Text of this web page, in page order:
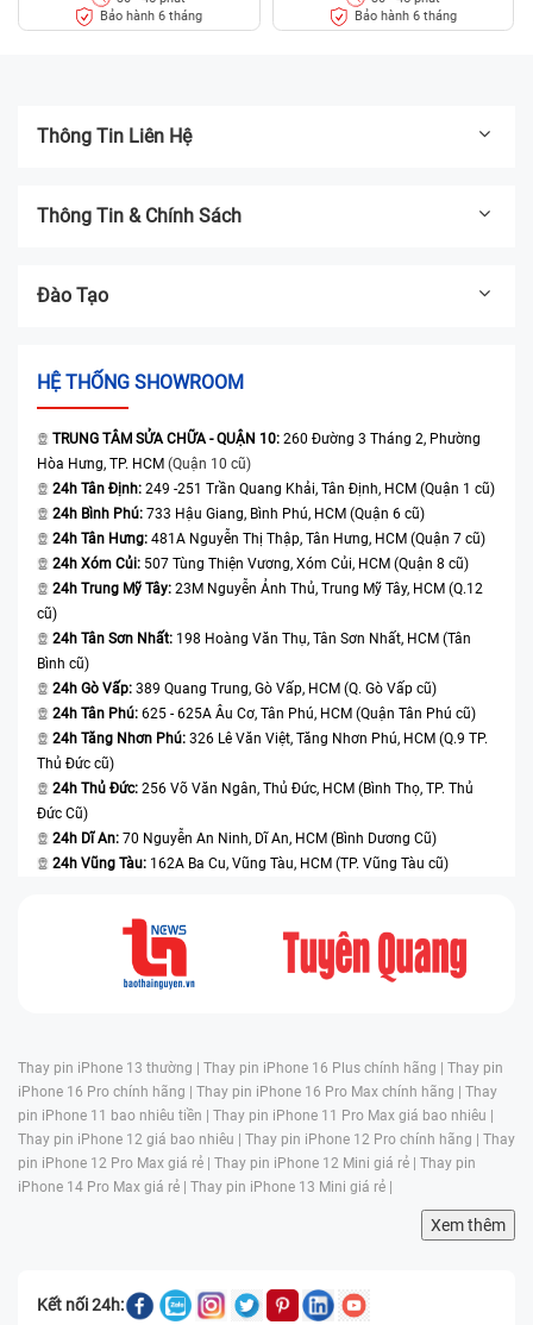
Bảo hành 6 tháng
Bảo hành 6 tháng
Thông Tin Liên Hệ
Thông Tin & Chính Sách
Đào Tạo
HỆ THỐNG SHOWROOM
TRUNG TÂM SỬA CHỮA - QUẬN 10: 260 Đường 3 Tháng 2, Phường
Hòa Hưng, TP. HCM (Quận 10 cũ)
24h Tân Định: 249 -251 Trần Quang Khải, Tân Định, HCM (Quận 1 cũ)
24h Bình Phú: 733 Hậu Giang, Bình Phú, HCM (Quận 6 cũ)
24h Tân Hưng: 481A Nguyễn Thị Thập, Tân Hưng, HCM (Quận 7 cũ)
24h Xóm Củi: 507 Tùng Thiện Vương, Xóm Củi, HCM (Quận 8 cũ)
24h Trung Mỹ Tây: 23M Nguyễn Ảnh Thủ, Trung Mỹ Tây, HCM (Q.12
cũ)
24h Tân Sơn Nhất: 198 Hoàng Văn Thụ, Tân Sơn Nhất, HCM (Tân
Bình cũ)
24h Gò Vấp: 389 Quang Trung, Gò Vấp, HCM (Q. Gò Vấp cũ)
24h Tân Phú: 625 - 625A Âu Cơ, Tân Phú, HCM (Quận Tân Phú cũ)
24h Tăng Nhơn Phú: 326 Lê Văn Việt, Tăng Nhơn Phú, HCM (Q.9 TP.
Thủ Đức cũ)
24h Thủ Đức: 256 Võ Văn Ngân, Thủ Đức, HCM (Bình Thọ, TP. Thủ
Đức Cũ)
24h Dĩ An: 70 Nguyễn An Ninh, Dĩ An, HCM (Bình Dương Cũ)
24h Vũng Tàu: 162A Ba Cu, Vũng Tàu, HCM (TP. Vũng Tàu cũ)
Thay pin iPhone 13 thường | Thay pin iPhone 16 Plus chính hãng | Thay pin
iPhone 16 Pro chính hãng | Thay pin iPhone 16 Pro Max chính hãng | Thay
pin iPhone 11 bao nhiêu tiền | Thay pin iPhone 11 Pro Max giá bao nhiêu |
Thay pin iPhone 12 giá bao nhiêu | Thay pin iPhone 12 Pro chính hãng | Thay
pin iPhone 12 Pro Max giá rẻ | Thay pin iPhone 12 Mini giá rẻ | Thay pin
iPhone 14 Pro Max giá rẻ | Thay pin iPhone 13 Mini giá rẻ |
Xem thêm
Kết nối 24h: